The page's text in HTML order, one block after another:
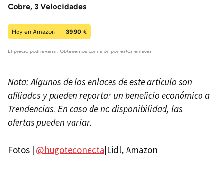
Cobre, 3 Velocidades
Hoy en Amazon — 39,90 €
El precio podría variar. Obtenemos comisión por estos enlaces
Nota: Algunos de los enlaces de este artículo son
afiliados y pueden reportar un beneficio económico a
Trendencias. En caso de no disponibilidad, las
ofertas pueden variar.
Fotos | @hugoteconecta|Lidl, Amazon